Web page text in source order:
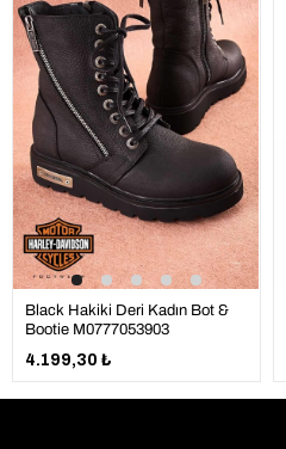
Black Hakiki Deri Kadın Bot &
Bootie M0777053903
4.199,30 ₺